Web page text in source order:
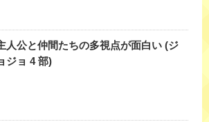
人公と仲間たちの多視点が面白い (ジ
ジョ 4 部)